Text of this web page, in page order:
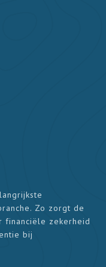
Zo zorgt de
financiële zekerheid
bij